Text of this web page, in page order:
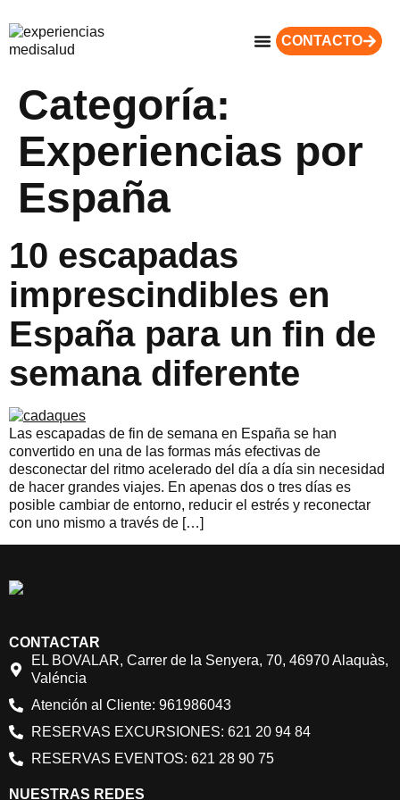
CONTACTO
Categoría:
Experiencias por
España
10 escapadas
imprescindibles en
España para un fin de
semana diferente
Las escapadas de fin de semana en España se han
convertido en una de las formas más efectivas de
desconectar del ritmo acelerado del día a día sin necesidad
de hacer grandes viajes. En apenas dos o tres días es
posible cambiar de entorno, reducir el estrés y reconectar
con uno mismo a través de […]
CONTACTAR
EL BOVALAR, Carrer de la Senyera, 70, 46970 Alaquàs,
Valéncia
Atención al Cliente: 961986043
RESERVAS EXCURSIONES: 621 20 94 84
RESERVAS EVENTOS: 621 28 90 75
NUESTRAS REDES